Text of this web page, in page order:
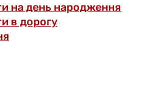
на день народження
в дорогу